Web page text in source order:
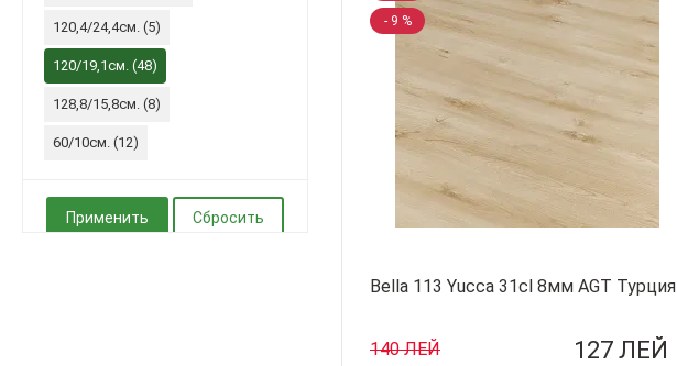
120,4/24,4см. (5)
120/19,1см. (48)
128,8/15,8см. (8)
60/10см. (12)
- 9 %
Bella 113 Yucca 31cl 8мм AGT Турция
127 ЛЕЙ
140 ЛЕЙ